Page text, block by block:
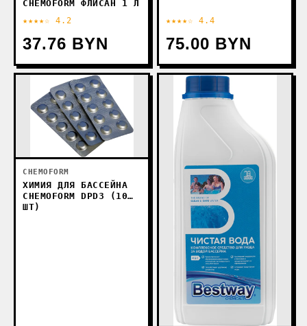
CHEMOFORM ФЛИСАН 1 Л
★★★★☆ 4.2
37.76 BYN
★★★★☆ 4.4
75.00 BYN
CHEMOFORM
ХИМИЯ ДЛЯ БАССЕЙНА
CHEMOFORM DPD3 (10
ШТ)